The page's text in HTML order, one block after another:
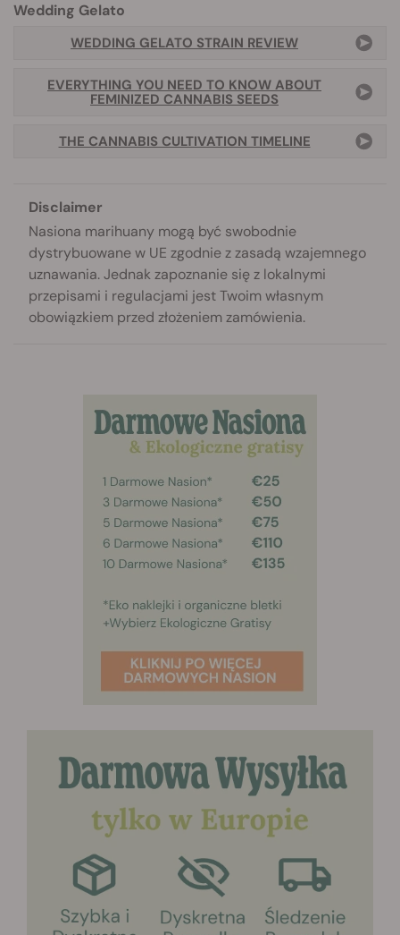
Wedding Gelato
WEDDING GELATO STRAIN REVIEW
EVERYTHING YOU NEED TO KNOW ABOUT
FEMINIZED CANNABIS SEEDS
THE CANNABIS CULTIVATION TIMELINE
Disclaimer
Nasiona marihuany mogą być swobodnie
dystrybuowane w UE zgodnie z zasadą wzajemnego
uznawania. Jednak zapoznanie się z lokalnymi
przepisami i regulacjami jest Twoim własnym
obowiązkiem przed złożeniem zamówienia.